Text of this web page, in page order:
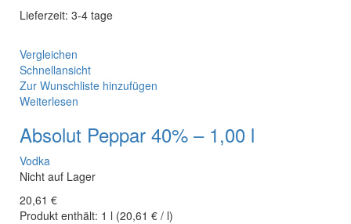
Lieferzeit: 3-4 tage
Vergleichen
Schnellansicht
Zur Wunschliste hinzufügen
Weiterlesen
Absolut Peppar 40% – 1,00 l
Vodka
Nicht auf Lager
20,61 €
Produkt enthält: 1 l (20,61 € / l)